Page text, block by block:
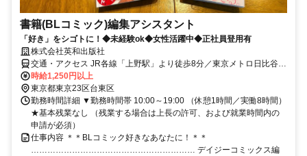
書籍(BLコミック)編集アシスタント
「好き」をシゴトに！◆未経験ok◆女性活躍中◆正社員登用有
株式会社英和出版社
交通・アクセス JR各線「上野駅」より徒歩8分／東京メトロ⽇⽐⾕
線・銀座線「上野駅」より徒歩4分
時給1,250円以上
東京都東京23区台東区
勤務時間詳細 ▼勤務時間帯 10:00～19:00 （休憩1時間／実働8時間）
★基本残業なし （残業する場合は上長の許可、および就業時間内の
申請が必須）
仕事内容 ＊＊BLコミック好きなあなたに！＊＊
…………………………………………………… デイジーコミックス編